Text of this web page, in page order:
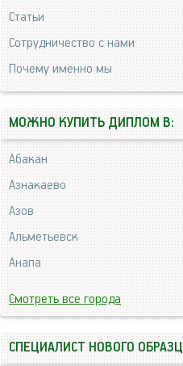
Статьи
Сотрудничество с нами
Почему именно мы
МОЖНО КУПИТЬ ДИПЛОМ В:
Абакан
Азнакаево
Азов
Альметьевск
Анапа
Смотреть все города
СПЕЦИАЛИСТ НОВОГО